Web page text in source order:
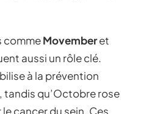
commeMovemberet
aussi un rôle clé.
à la prévention
tandis qu’Octobre rose
cancer du sein. Ces